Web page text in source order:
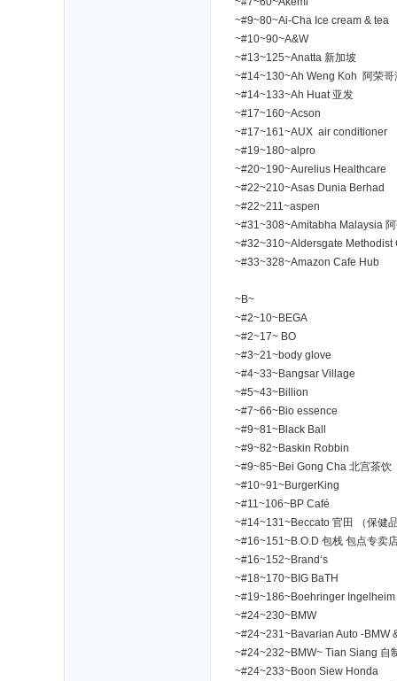
~#9~80~Ai-Cha Ice cream & tea
~#10~90~A&W
~#13~125~Anatta 新加坡
~#14~130~Ah Weng Koh 阿荣哥
~#14~133~Ah Huat 亚发
~#17~160~Acson
~#17~161~AUX air conditioner
~#19~180~alpro
~#20~190~Aurelius Healthcare
~#22~210~Asas Dunia Berhad
~#22~211~aspen
~#31~308~Amitabha Malaysia
~#32~310~Aldersgate Methodist
~#33~328~Amazon Cafe Hub
~B~
~#2~10~BEGA
~#2~17~ BO
~#3~21~body glove
~#4~33~Bangsar Village
~#5~43~Billion
~#7~66~Bio essence
~#9~81~Black Ball
~#9~82~Baskin Robbin
~#9~85~Bei Gong Cha 北宫茶饮
~#10~91~BurgerKing
~#11~106~BP Café
~#14~131~Beccato 官田 （保健品
~#16~151~B.O.D 包栈 包点专卖
~#16~152~Brand‘s
~#18~170~BIG BaTH
~#19~186~Boehringer Ingelheim
~#24~230~BMW
~#24~231~Bavarian Auto -BMW
~#24~232~BMW~ Tian Siang 自
~#24~233~Boon Siew Honda